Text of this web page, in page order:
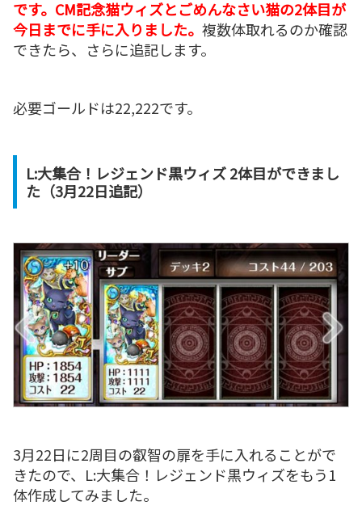
です。CM記念猫ウィズとごめんなさい猫の2体目が
今日までに手に入りました。 複数体取れるのか確認
できたら、さらに追記します。
必要ゴールドは22,222です。
L:大集合！レジェンド黒ウィズ 2体目ができまし
た（3月22日追記）
3月22日に2周目の叡智の扉を手に入れることがで
きたので、L:大集合！レジェンド黒ウィズをもう1
体作成してみました。